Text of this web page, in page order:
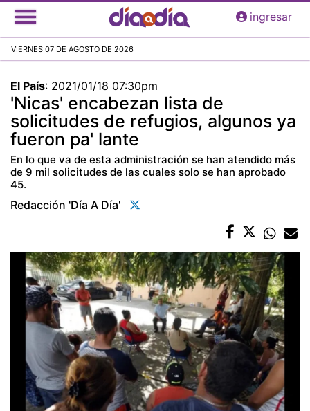
Pasar
al
principal
ingresar
VIERNES 07 DE AGOSTO DE 2026
El País: 2021/01/18 07:30pm
'Nicas' encabezan lista de
solicitudes de refugios, algunos ya
fueron pa' lante
En lo que va de esta administración se han atendido más
de 9 mil solicitudes de las cuales solo se han aprobado
45.
Redacción 'día A Día'